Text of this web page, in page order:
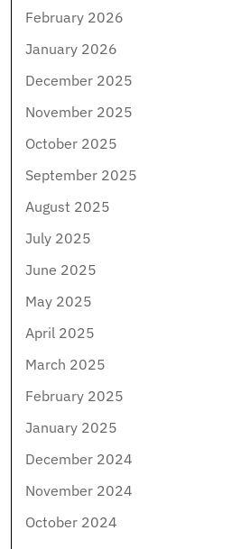
February 2026
January 2026
December 2025
November 2025
October 2025
September 2025
August 2025
July 2025
June 2025
May 2025
April 2025
March 2025
February 2025
January 2025
December 2024
November 2024
October 2024